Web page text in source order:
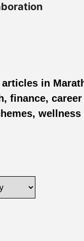
in
finance,